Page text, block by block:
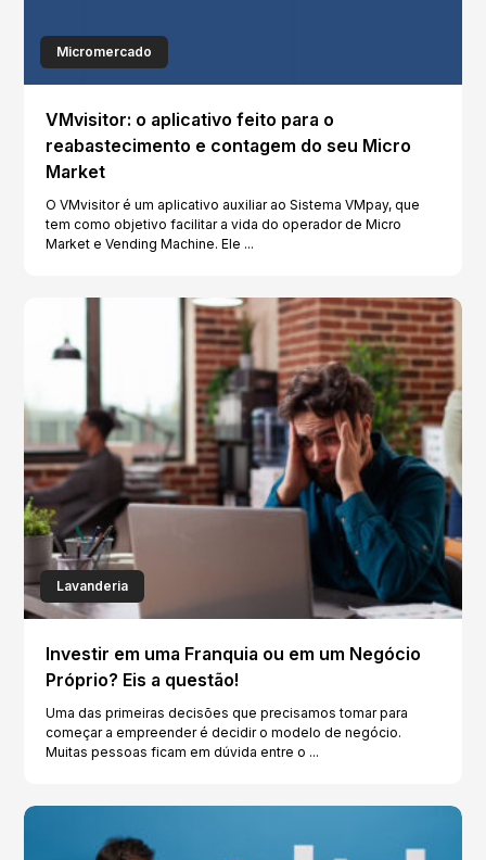
Micromercado
VMvisitor: o aplicativo feito para o
reabastecimento e contagem do seu Micro
Market
O VMvisitor é um aplicativo auxiliar ao Sistema VMpay, que
tem como objetivo facilitar a vida do operador de Micro
Market e Vending Machine. Ele ...
Lavanderia
Investir em uma Franquia ou em um Negócio
Próprio? Eis a questão!
Uma das primeiras decisões que precisamos tomar para
começar a empreender é decidir o modelo de negócio.
Muitas pessoas ficam em dúvida entre o ...